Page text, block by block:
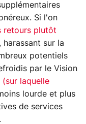
Si l'on
retours plutôt
, harassant sur la
potentiels
par le Vision
(sur laquelle
lourde et plus
de services